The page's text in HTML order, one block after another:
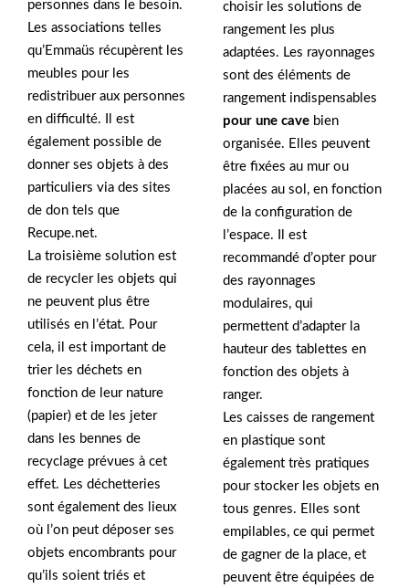
personnes dans le besoin.
Les associations telles
qu’Emmaüs récupèrent les
meubles pour les
redistribuer aux personnes
en difficulté. Il est
également possible de
donner ses objets à des
particuliers via des sites
de don tels que
Recupe.net.
La troisième solution est
de recycler les objets qui
ne peuvent plus être
utilisés en l’état. Pour
cela, il est important de
trier les déchets en
fonction de leur nature
(papier) et de les jeter
dans les bennes de
recyclage prévues à cet
effet. Les déchetteries
sont également des lieux
où l’on peut déposer ses
objets encombrants pour
qu’ils soient triés et
choisir les solutions de
rangement les plus
adaptées. Les rayonnages
sont des éléments de
rangement indispensables
pour une cave bien
organisée. Elles peuvent
être fixées au mur ou
placées au sol, en fonction
de la configuration de
l’espace. Il est
recommandé d’opter pour
des rayonnages
modulaires, qui
permettent d’adapter la
hauteur des tablettes en
fonction des objets à
ranger.
Les caisses de rangement
en plastique sont
également très pratiques
pour stocker les objets en
tous genres. Elles sont
empilables, ce qui permet
de gagner de la place, et
peuvent être équipées de